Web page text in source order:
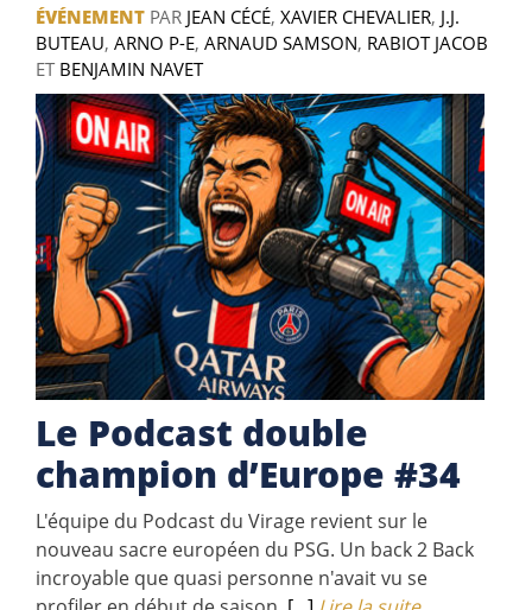
ÉVÉNEMENT PAR JEAN CÉCÉ, XAVIER CHEVALIER, J.J.
BUTEAU, ARNO P-E, ARNAUD SAMSON, RABIOT JACOB
ET BENJAMIN NAVET
Le Podcast double
champion d’Europe #34
L'équipe du Podcast du Virage revient sur le
nouveau sacre européen du PSG. Un back 2 Back
incroyable que quasi personne n'avait vu se